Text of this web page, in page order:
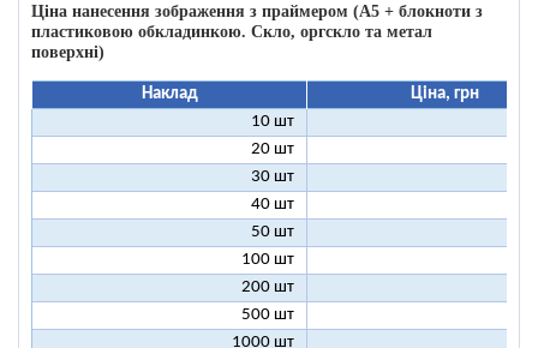
Ціна нанесення зображення з праймером (А5 + блокноти з
пластиковою обкладинкою. Скло, оргскло та метал
поверхні)
Наклад
Ціна, грн
10 шт
20 шт
30 шт
40 шт
50 шт
100 шт
200 шт
500 шт
1000 шт